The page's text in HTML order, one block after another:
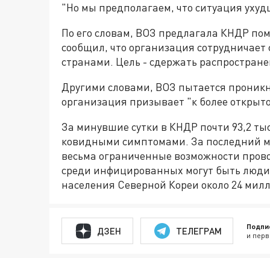
"Но мы предполагаем, что ситуация
По его словам, ВОЗ предлагала КНДР
сообщил, что организация
странами. Цель - сдержать
Другими словами, ВОЗ пытается
организация призывает "к более
За минувшие сутки в КНДР почти 93,2
ковидными симптомами. За последний
весьма ограниченные возможности
среди инфицированных могут быть люди
населения Северной Кореи около 24
ДЗЕН ТЕЛЕГРАМ и